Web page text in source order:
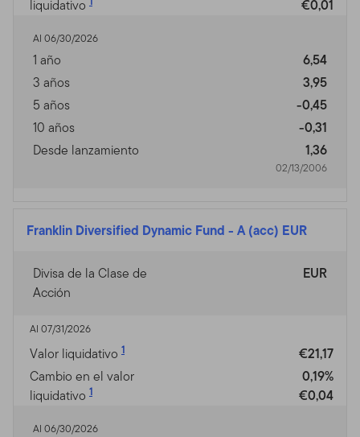
liquidativo €0,01
Al 06/30/2026
1 año
6,54
3 años
3,95
5 años
-0,45
10 años
-0,31
Desde lanzamiento
1,36
02/13/2006
Franklin Diversified Dynamic Fund - A (acc) EUR
Divisa de la Clase de
Acción
EUR
Al 07/31/2026
Valor liquidativo 1
€21,17
Cambio en el valor
liquidativo 1
0,19%
€0,04
Al 06/30/2026